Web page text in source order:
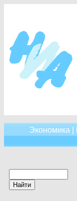
Экономика